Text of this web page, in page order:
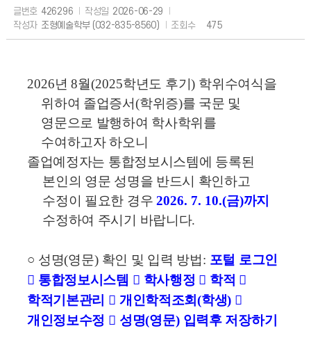
글번호 426296 작성일 2026-06-29
작성자 조형예술학부 (032-835-8560) 조회수 475
2026년8월(2025학년도 후기) 학위수여식을
위하여 졸업증서(학위증)를 국문 및
영문으로 발행하여 학사학위를
수여하고자 하오니
졸업예정자는 통합정보시스템에 등록된
본인의 영문 성명을 반드시 확인하고
수정이 필요한 경우 2026. 7. 10.(금)까지
수정하여 주시기 바랍니다.
○ 성명(영문) 확인 및 입력 방법: 포털 로그인
󰋼 통합정보시스템 󰋼 학사행정 󰋼 학적 󰋼
학적기본관리 󰋼 개인학적조회(학생) 󰋼
개인정보수정 󰋼 성명(영문) 입력후 저장하기